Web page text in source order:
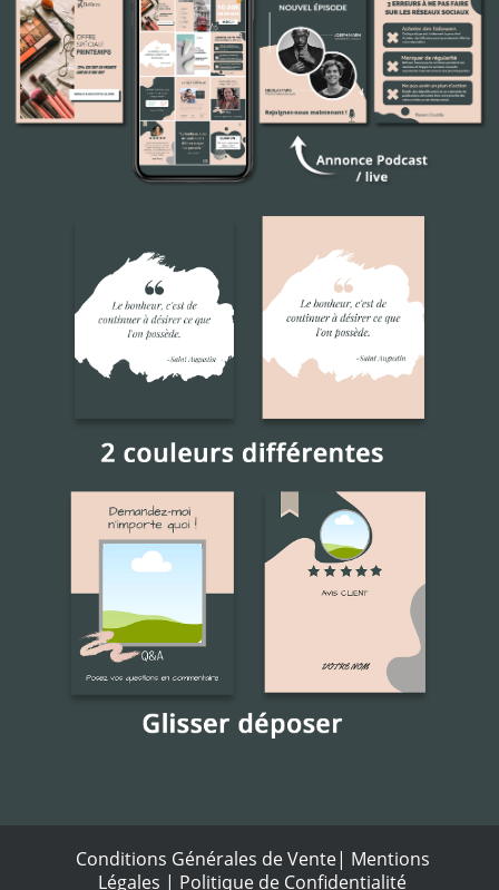
Conditions Générales de Vente| Mentions
Légales | Politique de Confidentialité